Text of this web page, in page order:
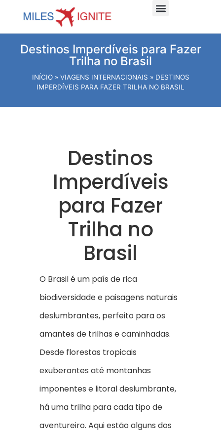
Destinos Imperdíveis para Fazer
Trilha no Brasil
INÍCIO» VIAGENS INTERNACIONAIS » DESTINOS
IMPERDÍVEIS PARA FAZER TRILHA NO BRASIL
Destinos
Imperdíveis
para Fazer
Trilha no
Brasil
O Brasil é um país de rica
biodiversidade e paisagens naturais
deslumbrantes, perfeito para os
amantes de trilhas e caminhadas.
Desde florestas tropicais
exuberantes até montanhas
imponentes e litoral deslumbrante,
há uma trilha para cada tipo de
aventureiro. Aqui estão alguns dos